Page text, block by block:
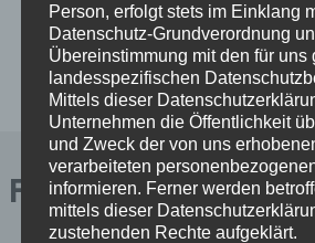
Einsatz 12/2026 – H1 Hilflose
9. Juli 2026
Für Sie stets im
Person, erfolgt stets im Einklang
Datenschutz-Grundverordnung
Übereinstimmung mit den für uns
landesspezifischen
Mittels dieser
Unternehmen die Öffentlichkeit
und Zweck der von uns
verarbeiteten
informieren. Ferner werden
mittels dieser
zustehenden Rechte aufgeklärt.